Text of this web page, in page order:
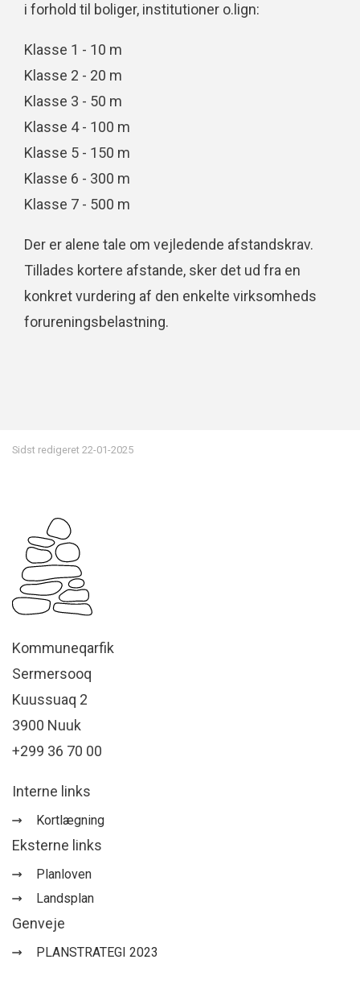
i forhold til boliger, institutioner o.lign:
Klasse 1 - 10 m
Klasse 2 - 20 m
Klasse 3 - 50 m
Klasse 4 - 100 m
Klasse 5 - 150 m
Klasse 6 - 300 m
Klasse 7 - 500 m
Der er alene tale om vejledende afstandskrav.
Tillades kortere afstande, sker det ud fra en
konkret vurdering af den enkelte virksomheds
forureningsbelastning.
Sidst redigeret 22-01-2025
Kommuneqarfik
Sermersooq
Kuussuaq 2
3900 Nuuk
+299 36 70 00
Interne links
Kortlægning
Eksterne links
Planloven
Landsplan
Genveje
PLANSTRATEGI 2023